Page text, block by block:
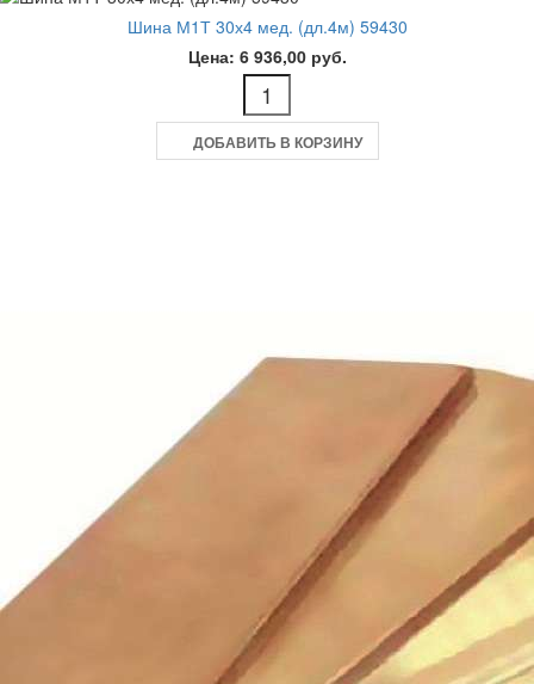
Шина М1Т 30х4 мед. (дл.4м) 59430
Цена: 6 936,00 руб.
ДОБАВИТЬ В КОРЗИНУ